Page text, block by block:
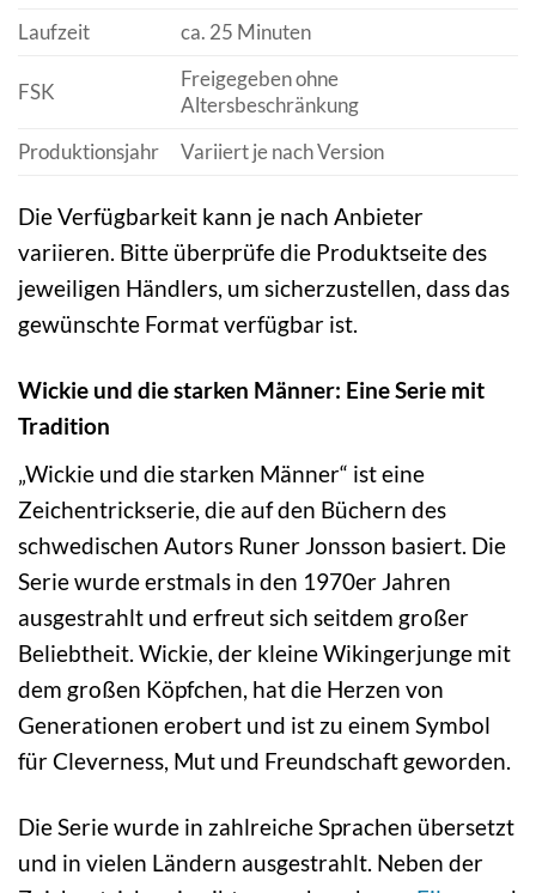
Laufzeit
ca. 25 Minuten
FSK
Freigegeben ohne
Altersbeschränkung
Produktionsjahr
Variiert je nach Version
Die Verfügbarkeit kann je nach Anbieter
variieren. Bitte überprüfe die Produktseite des
jeweiligen Händlers, um sicherzustellen, dass das
gewünschte Format verfügbar ist.
Wickie und die starken Männer: Eine Serie mit
Tradition
„Wickie und die starken Männer“ ist eine
Zeichentrickserie, die auf den Büchern des
schwedischen Autors Runer Jonsson basiert. Die
Serie wurde erstmals in den 1970er Jahren
ausgestrahlt und erfreut sich seitdem großer
Beliebtheit. Wickie, der kleine Wikingerjunge mit
dem großen Köpfchen, hat die Herzen von
Generationen erobert und ist zu einem Symbol
für Cleverness, Mut und Freundschaft geworden.
Die Serie wurde in zahlreiche Sprachen übersetzt
und in vielen Ländern ausgestrahlt. Neben der